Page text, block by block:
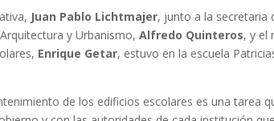
Juan Pablo Lichtmajer, junto a la secretaria
y Urbanismo, Alfredo Quinteros, y el
Enrique Getar, estuvo en la escuela
de los edificios escolares es una tarea